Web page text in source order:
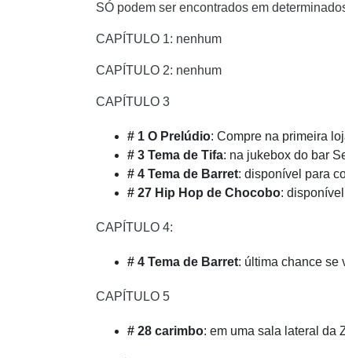
SÓ podem ser encontrados em
CAPÍTULO 1: nenhum
CAPÍTULO 2: nenhum
CAPÍTULO 3
# 1 O Prelúdio: Compre na primeira
# 3 Tema de Tifa: na jukebox do bar
# 4 Tema de Barret: disponível para
# 27 Hip Hop de Chocobo:
CAPÍTULO 4:
# 4 Tema de Barret: última chance se
CAPÍTULO 5
# 28 carimbo: em uma sala lateral da